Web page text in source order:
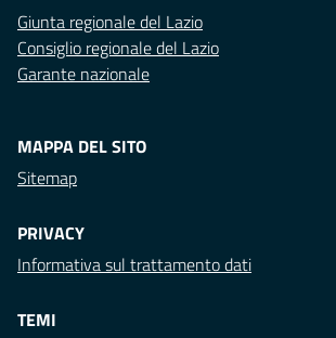
Giunta regionale del Lazio
Consiglio regionale del Lazio
Garante nazionale
MAPPA DEL SITO
Sitemap
PRIVACY
Informativa sul trattamento dati
TEMI